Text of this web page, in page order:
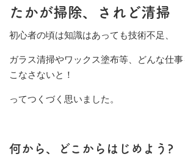
たかが掃除、されど清掃
初心者の頃は知識はあっても技術不足、
ガラス清掃やワックス塗布等、どんな仕
こなさないと！
ってつくづく思いました。
何から、どこからはじめよう?